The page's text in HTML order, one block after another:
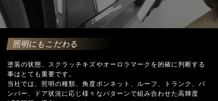
照明にもこだわる
塗装の状態、スクラッチキズやオーロラマークを的確に判断する
事はとても重要です。
当社では、照明の種類、角度ボンネット、ルーフ、トランク、バ
ンパー、ドア状況に応じ様々なパターンで組み合わせた高輝度